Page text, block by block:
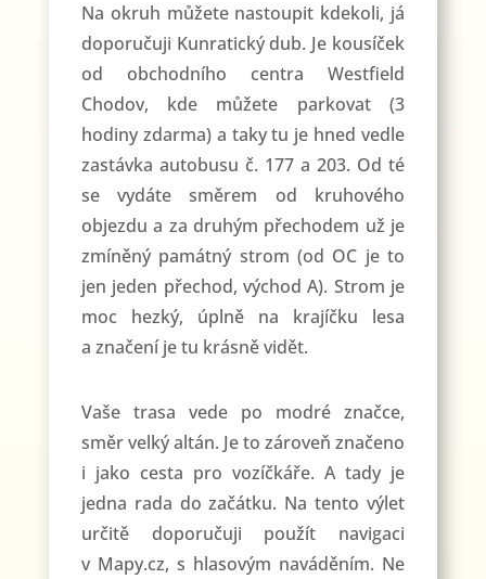
Na okruh můžete nastoupit kdekoli, já
doporučuji Kunratický dub. Je kousíček
od obchodního centra Westfield
Chodov, kde můžete parkovat (3
hodiny zdarma) a taky tu je hned vedle
zastávka autobusu č. 177 a 203. Od té
se vydáte směrem od kruhového
objezdu a za druhým přechodem už je
zmíněný památný strom (od OC je to
jen jeden přechod, východ A). Strom je
moc hezký, úplně na krajíčku lesa
a značení je tu krásně vidět.
Vaše trasa vede po modré značce,
směr velký altán. Je to zároveň značeno
i jako cesta pro vozíčkáře. A tady je
jedna rada do začátku. Na tento výlet
určitě doporučuji použít navigaci
v Mapy.cz, s hlasovým naváděním. Ne